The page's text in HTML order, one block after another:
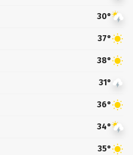
30°
37°
38°
31°
36°
34°
35°